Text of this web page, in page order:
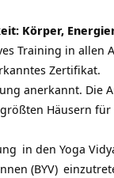
Körper,
Training in allen
Zertifikat.
anerkannt.
Häusern
in den Yoga
(BYV)